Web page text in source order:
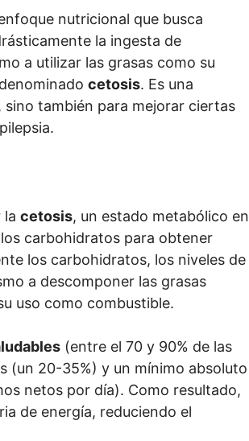
nutricional que busca
la ingesta de
a utilizar las grasas como su
cetosis. Es una
también para mejorar ciertas
la cetosis, un estado metabólico en
carbohidratos para obtener
los carbohidratos, los niveles de
a descomponer las grasas
uso como combustible.
(entre el 70 y 90% de las
(un 20-35%) y un mínimo absoluto
netos por día). Como resultado,
de energía, reduciendo el